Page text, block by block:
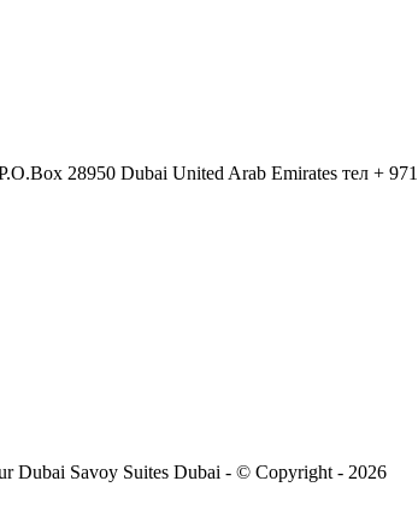
28950 Dubai United Arab Emirates тел +
Dubai Savoy Suites Dubai - © Copyright - 2026